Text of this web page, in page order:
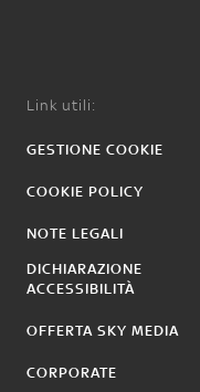
Link utili:
GESTIONE COOKIE
COOKIE POLICY
NOTE LEGALI
DICHIARAZIONE
ACCESSIBILITÀ
OFFERTA SKY MEDIA
CORPORATE